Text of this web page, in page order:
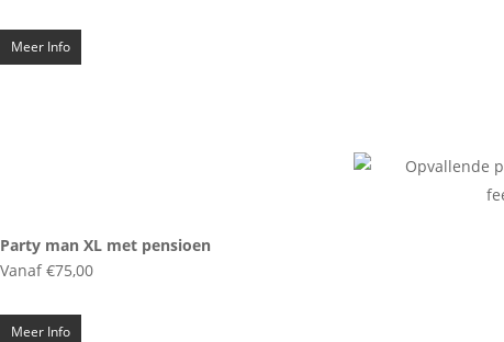
Meer Info
Party man XL met pensioen
Vanaf €75,00
Meer Info